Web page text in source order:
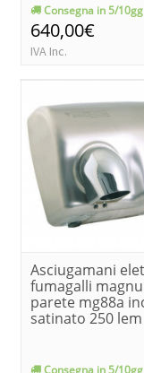
Consegna in 5/10gg
640,00€
IVA Inc.
Asciugamani
fumagalli
parete mg88a
satinato 250 lem
Consegna in 5/10gg